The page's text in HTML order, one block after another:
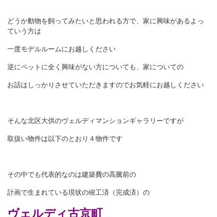
どうか動物を飼ってみたいと思われる方で、家に興味があるよっ
ていう方は
一度モデルルームにお越しください
逆にペットに全く興味がない方についても、家についての
お話はしっかりさせていただきますのでお気軽にお越しください
そんな北区大供のヴェルディマンションギャラリーですが
取扱い物件は以下のとおり４物件です
その中でも代表的なのは建築費の高騰前の
計画で生まれている現状の竣工済（完成済）の
ヴェルディ古京町